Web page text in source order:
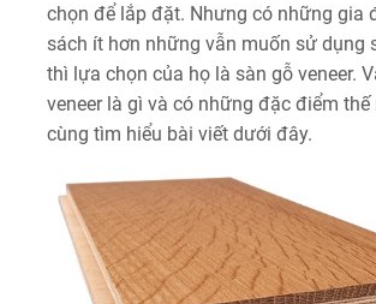
chọn để lắp đặt. Nhưng có những gia
sách ít hơn những vẫn muốn sử dụng
thì lựa chọn của họ là sàn gỗ veneer.
veneer là gì và có những đặc điểm thế
cùng tìm hiểu bài viết dưới đây.